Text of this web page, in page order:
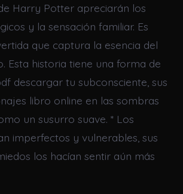
Harry Potter apreciarán los
y la sensación familiar. Es
que captura la esencia del
Esta historia tiene una forma de
descargar tu subconsciente, sus
libro online​ en las sombras
un susurro suave. * Los
imperfectos y vulnerables, sus
los hacían sentir aún más